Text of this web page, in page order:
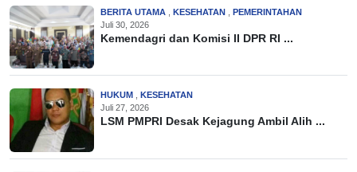
BERITA UTAMA KESEHATAN
PEMERINTAHAN
Juli 30, 2026
Kemendagri dan Komisi II DPR RI ...
HUKUM
KESEHATAN
Juli 27, 2026
LSM PMPRI Desak Kejagung Ambil Alih ...